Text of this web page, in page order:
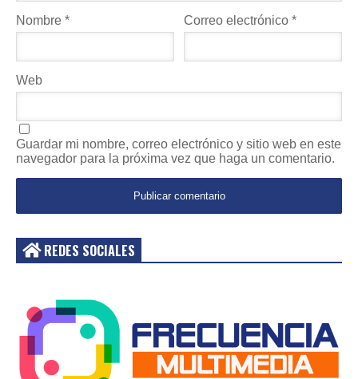
Nombre * Correo electrónico*
Web
Guardar mi nombre, correo electrónico y sitio web en este
navegador para la próxima vez que haga un comentario.
REDES SOCIALES